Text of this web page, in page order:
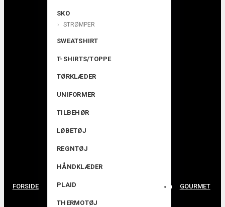
FORSIDE
SKO
STRØMPER
SWEATSHIRT
T-SHIRTS/TOPPE
TØRKLÆDER
UNIFORMER
TILBEHØR
LØBETØJ
REGNTØJ
HÅNDKLÆDER
PLAID
THERMOTØJ
GOURMET